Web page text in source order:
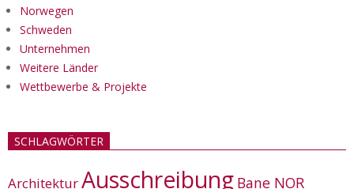
Norwegen
Schweden
Unternehmen
Weitere Länder
Wettbewerbe & Projekte
SCHLAGWÖRTER
ArchitekturAusschreibung Bane NOR